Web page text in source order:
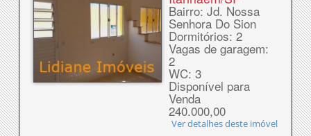
Bairro: Jd. Nossa
Senhora Do Sion
Dormitórios: 2
Vagas de garagem:
2
WC: 3
Disponível para
Venda
240.000,00
Ver detalhes deste imóvel